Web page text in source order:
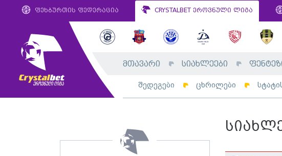
ფეხბურთის ფედერაცია CRYSTALBET ეროვნული ლიგა
მთავარი სიახლეები
შედეგები ცხრილები